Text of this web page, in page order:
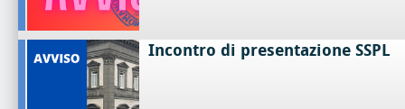
Incontro di presentazione SSPL